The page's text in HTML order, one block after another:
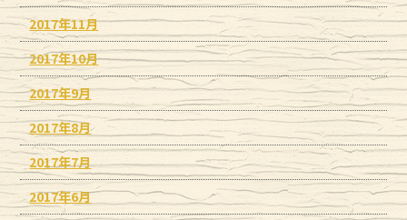
2017年11月
2017年10月
2017年9月
2017年8月
2017年7月
2017年6月